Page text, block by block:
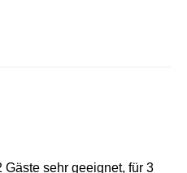
Gäste sehr geeignet, für 3